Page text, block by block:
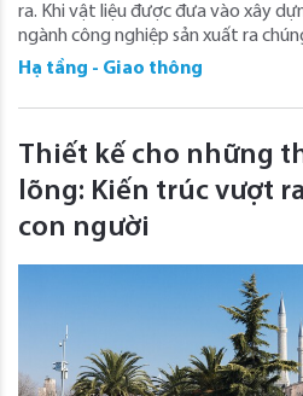
ra. Khi vật liệu được đưa vào xây
ngành công nghiệp sản xuất ra
Hạ tầng - Giao thông
Thiết kế cho những
lõng: Kiến trúc vượt
con người